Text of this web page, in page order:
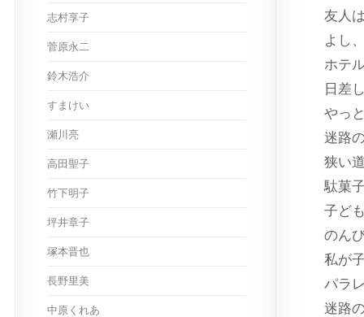
友人
よし
ホテ
日差
やっ
迷路
狭い
駄菓
子ど
のん
私が
パラ
迷路
志村享子
菅原永二
鈴木浩介
すまけい
瀬川亮
高田聖子
竹下明子
坪井章子
塚本晋也
長野里美
中原くれあ